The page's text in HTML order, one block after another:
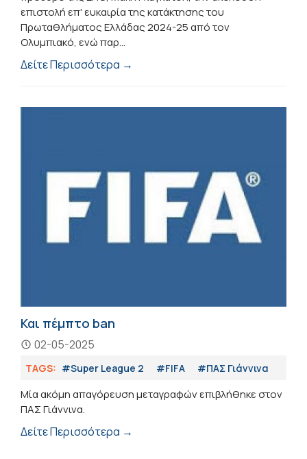
επιστολή επ' ευκαιρία της κατάκτησης του
Πρωταθλήματος Ελλάδας 2024-25 από τον
Ολυμπιακό, ενώ παρ...
Δείτε Περισσότερα →
Και πέμπτο ban
02-05-2025
TAGS: #Super League 2 #FIFA #ΠΑΣ Γιάννινα
Μία ακόμη απαγόρευση μεταγραφών επιβλήθηκε στον
ΠΑΣ Γιάννινα.
Δείτε Περισσότερα →